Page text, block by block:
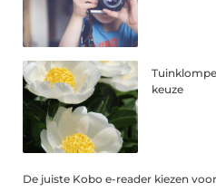
keuze
De juiste Kobo e-reader kiezen